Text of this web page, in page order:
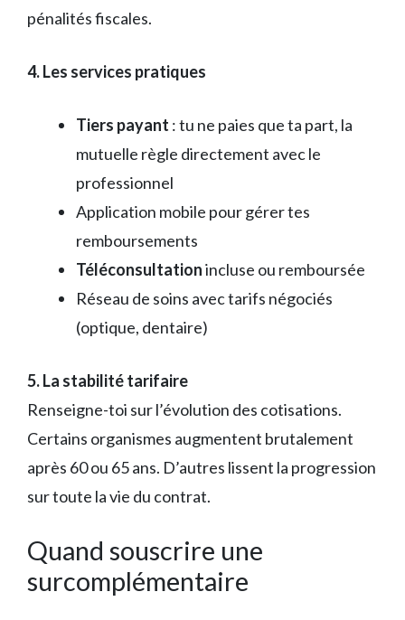
pénalités fiscales.
4. Les services pratiques
Tiers payant : tu ne paies que ta part, la
mutuelle règle directement avec le
professionnel
Application mobile pour gérer tes
remboursements
Téléconsultationincluse ou remboursée
Réseau de soins avec tarifs négociés
(optique, dentaire)
5. La stabilité tarifaire
Renseigne-toi sur l’évolution des cotisations.
Certains organismes augmentent brutalement
après 60 ou 65 ans. D’autres lissent la progression
sur toute la vie du contrat.
Quand souscrire une
surcomplémentaire